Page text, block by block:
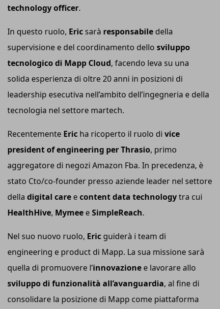
technology officer.
In questo ruolo, Ericsarà responsabile della
supervisione e del coordinamento dello sviluppo
tecnologico di Mapp Cloud, facendo leva su una
solida esperienza di oltre 20 anni in posizioni di
leadership esecutiva nell’ambito dell’ingegneria e della
tecnologia nel settore martech.
Recentemente Eric ha ricoperto il ruolo di vice
president of engineering per Thrasio, primo
aggregatore di negozi Amazon Fba. In precedenza, è
stato Cto/co-founder presso aziende leader nel settore
della digital care econtent data technologytra cui
HealthHive, Mymee eSimpleReach.
Nel suo nuovo ruolo, Eric guiderà i team di
engineering e product di Mapp. La sua missione sarà
quella di promuovere l’innovazione e lavorare allo
sviluppo di funzionalità all’avanguardia, al fine di
consolidare la posizione di Mapp come piattaforma